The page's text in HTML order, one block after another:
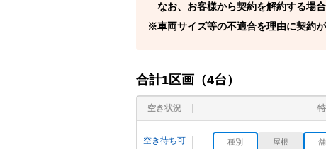
なお、お客様から契約を解約する場
車両サイズ等の不適合を理由に契約
合計1区画（4台）
空き状況
空き待ち可 種別 屋根